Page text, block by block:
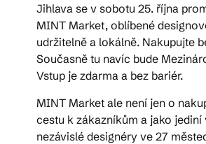
Jihlava se v sobotu 25. října
MINT Market, oblíbené
udržitelně a lokálně. Nakupujte
Současně tu navíc bude
Vstup je zdarma a bez bariér.
MINT Market ale není jen o
cestu k zákazníkům a jako
nezávislé designéry ve 27